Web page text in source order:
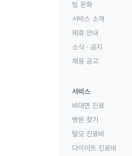
팀 문화
서비스 소개
제휴 안내
소식 · 공지
채용 공고
서비스
비대면 진료
병원 찾기
탈모 진료비
다이어트 진료비